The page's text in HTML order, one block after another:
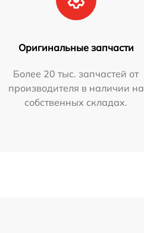
Оригинальные запчасти
Более 20 тыс. запчастей от
производителя в наличии на
собственных складах.